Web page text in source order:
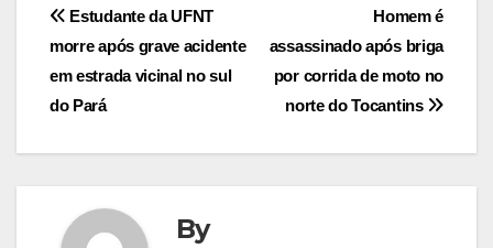
Post
navigation
Homem é
assassinado após briga
por corrida de moto no
norte do Tocantins
Estudante da UFNT
morre após grave acidente
em estrada vicinal no sul
do Pará
By